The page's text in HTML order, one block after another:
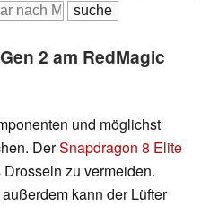
2 am RedMagic
und möglichst
DerSnapdragon 8 Elite
zu vermeiden.
kann der Lüfter